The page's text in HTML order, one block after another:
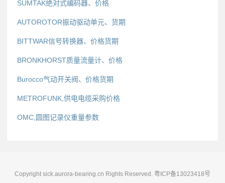
SUMTAK绝对式编码器、价格
AUTOROTOR振动驱动单元、货期
BITTWAR信号转换器、价格货期
BRONKHORST质量流量计、价格
Burocco气动开关阀、价格货期
METROFUNK,供电电缆采购价格
OMC,圆图记录仪重量参数
Copyright sick.aurora-bearing.cn Rights Reserved. 粤ICP备13023418号